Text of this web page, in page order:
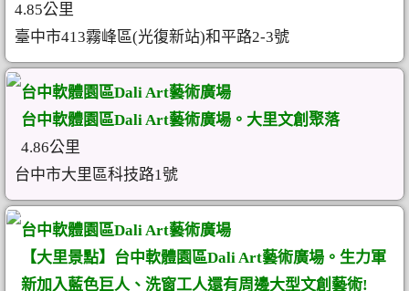
4.85公里
臺中市413霧峰區(光復新站)和平路2-3號
台中軟體園區Dali Art藝術廣場
台中軟體園區Dali Art藝術廣場。大里文創聚落
4.86公里
台中市大里區科技路1號
台中軟體園區Dali Art藝術廣場
【大里景點】台中軟體園區Dali Art藝術廣場。生力軍
新加入藍色巨人、洗窗工人還有周邊大型文創藝術!